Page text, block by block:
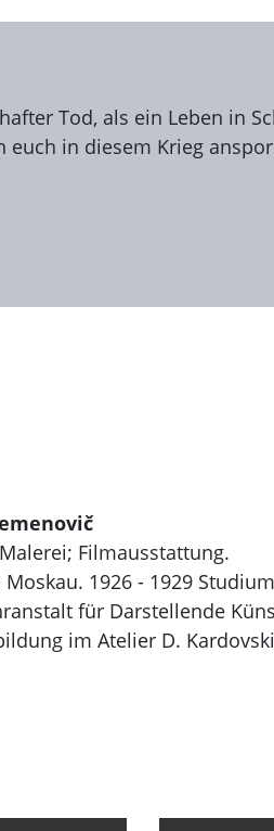
Tod, als ein Leben in
euch in diesem Krieg
Filmausstattung.
Moskau. 1926 - 1929
für Darstellende
im Atelier D.
am Institut für Malerei,
(IŽSA) bei B. Dubrovskij-
30er bis 50er Jahre, im
im Studio
an nationalen und